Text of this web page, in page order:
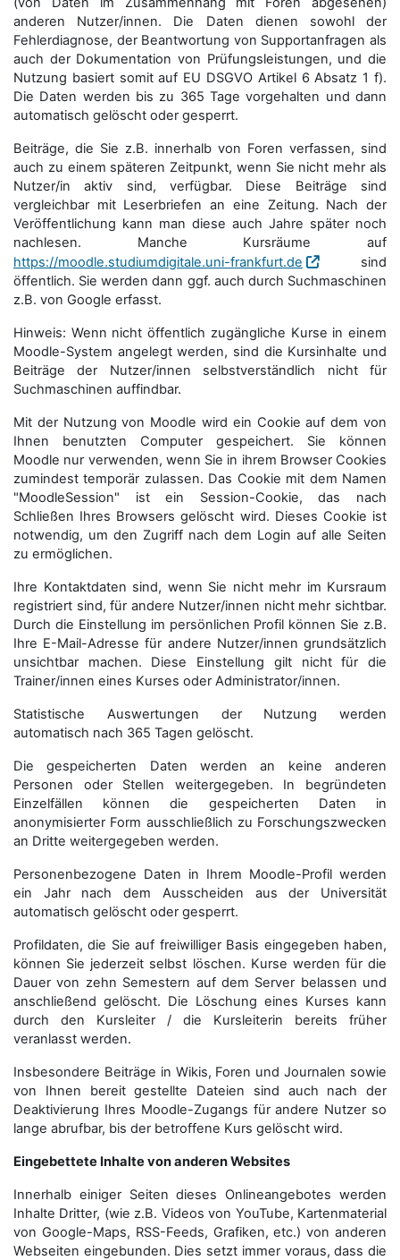
anderen Nutzer/innen. Die Daten dienen sowohl der
Fehlerdiagnose, der Beantwortung von Supportanfragen als
auch der Dokumentation von Prüfungsleistungen, und die
Nutzung basiert somit auf EU DSGVO Artikel 6 Absatz 1 f).
Die Daten werden bis zu 365 Tage vorgehalten und dann
automatisch gelöscht oder gesperrt.
Beiträge, die Sie z.B. innerhalb von Foren verfassen, sind
auch zu einem späteren Zeitpunkt, wenn Sie nicht mehr als
Nutzer/in aktiv sind, verfügbar. Diese Beiträge sind
vergleichbar mit Leserbriefen an eine Zeitung. Nach der
Veröffentlichung kann man diese auch Jahre später noch
nachlesen. Manche Kursräume auf
https://moodle.studiumdigitale.uni-frankfurt.de
sind
öffentlich. Sie werden dann ggf. auch durch Suchmaschinen
z.B. von Google erfasst.
Hinweis: Wenn nicht öffentlich zugängliche Kurse in einem
Moodle-System angelegt werden, sind die Kursinhalte und
Beiträge der Nutzer/innen selbstverständlich nicht für
Suchmaschi­nen auffindbar.
Mit der Nutzung von Moodle wird ein Cookie auf dem von
Ihnen benutzten Computer gespeichert. Sie können
Moodle nur verwenden, wenn Sie in ihrem Browser Cookies
zumindest temporär zulassen. Das Cookie mit dem Namen
"MoodleSession" ist ein Session-Cookie, das nach
Schließen Ihres Browsers gelöscht wird. Dieses Cookie ist
notwendig, um den Zugriff nach dem Login auf alle Seiten
zu ermöglichen.
Ihre Kontaktdaten sind, wenn Sie nicht mehr im Kursraum
registriert sind, für andere Nutzer/innen nicht mehr sichtbar.
Durch die Einstellung im persönlichen Profil können Sie z.B.
Ihre E-Mail-Adresse für andere Nutzer/innen grundsätzlich
unsichtbar machen. Diese Einstellung gilt nicht für die
Trainer/innen eines Kurses oder Administrator/innen.
Statistische Auswertungen der Nutzung werden
automatisch nach 365 Tagen gelöscht.
Die gespeicherten Daten werden an keine anderen
Personen oder Stellen weitergegeben. In begründeten
Einzelfällen können die gespeicherten Daten in
anonymisierter Form aus­schließ­lich zu Forschungszwecken
an Dritte weitergegeben werden.
Personenbezogene Daten in Ihrem Moodle-Profil werden
ein Jahr nach dem Ausscheiden aus der Universität
automatisch gelöscht oder gesperrt.
Profildaten, die Sie auf freiwilliger Basis eingegeben haben,
können Sie jederzeit selbst löschen. Kurse werden für die
Dauer von zehn Semestern auf dem Server belassen und
anschließend gelöscht. Die Löschung eines Kurses kann
durch den Kursleiter / die Kursleiterin bereits früher
veranlasst werden.
Insbesondere Beiträge in Wikis, Foren und Journalen sowie
von Ihnen bereit gestellte Dateien sind auch nach der
Deaktivierung Ihres Moodle-Zugangs für andere Nutzer so
lange abrufbar, bis der betroffene Kurs gelöscht wird.
Eingebettete Inhalte von anderen Websites
Innerhalb einiger Seiten dieses Onlineangebotes werden
Inhalte Dritter, (wie z.B. Videos von YouTube, Kartenmaterial
von Google-Maps, RSS-Feeds, Grafiken, etc.) von anderen
Webseiten eingebunden. Dies setzt immer voraus, dass die